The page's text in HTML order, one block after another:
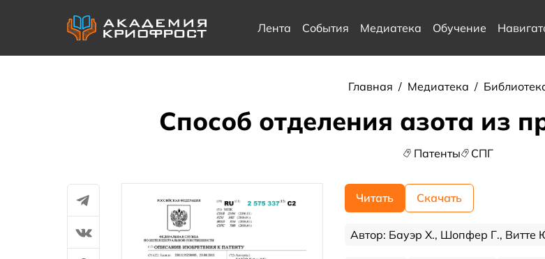
Лента События Медиатека Обучение
Главная / Медиатека /
Способ отделения азота из
Патенты СПГ
Читать Скачать
Автор: Бауэр Х., Шопфер Г., Витте